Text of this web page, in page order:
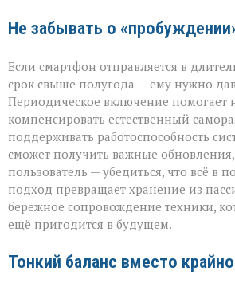
Не забывать о
Если смартфон отправляется в
срок свыше полугода — ему нужно
Периодическое включение помогает
компенсировать естественный
поддерживать работоспособность
сможет получить важные
пользователь — убедиться, что всё в
подход превращает хранение из
бережное сопровождение техники,
ещё пригодится в будущем.
Тонкий баланс вместо